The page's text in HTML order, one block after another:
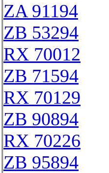
ZA 91194
ZB 53294
RX 70012
ZB 71594
RX 70129
ZB 90894
RX 70226
ZB 95894